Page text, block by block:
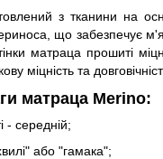
з тканини на
що забезпечує
матраца прошиті
міцність та
матраца Merino:
- середній;
або "гамака";